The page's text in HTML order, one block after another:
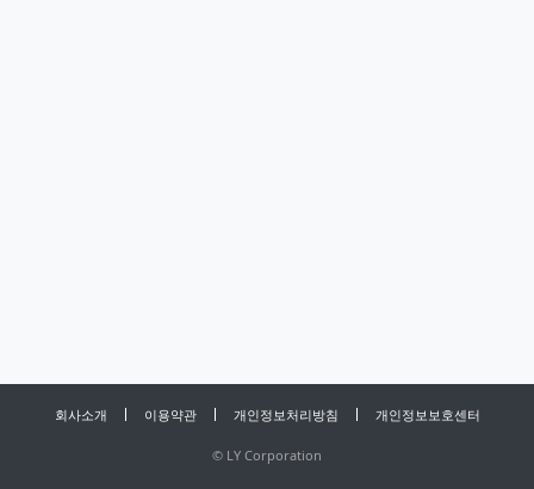
회사소개 이용약관 개인정보처리방침 개인정보보호센터
© LY Corporation